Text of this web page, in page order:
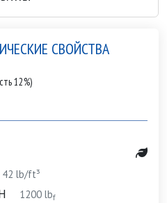
СВОЙСТВА
12%)
lb/ft³
1200 lbf